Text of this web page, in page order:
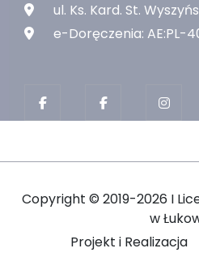
ul. Ks. Kard. St.
e-Doręczenia: AE:PL-
Copyright © 2019-2026 I
w
Projekt i Realizacja